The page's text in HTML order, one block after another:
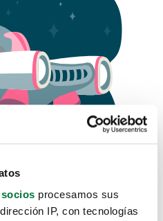
procesamos sus
IP, con tecnologías